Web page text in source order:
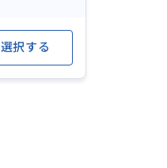
選択する